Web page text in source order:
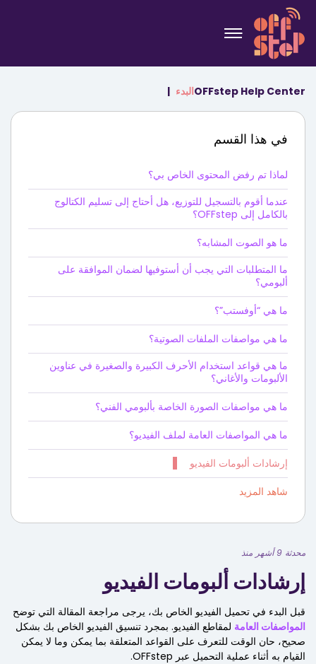
OFFstep Help Centerالبدء
في هذا القسم
لماذا تم رفض المحتوى الخاص بي؟
عندما أقوم بالتسجيل للتوزيع، هل أحتاج إلى تسليم الكتالوج
بالكامل إلى OFFstep؟
ما هو الصوت المشابه؟
ما المتطلبات التي يجب أن أستوفيها لضمان الموافقة على
ألبومي؟
ما هي “أوفستب”؟
ما هي مواصفات الملفات الصوتية؟
ما هي قواعد استخدام الأحرف الكبيرة والصغيرة في عناوين
الألبومات والأغاني؟
ما هي مواصفات الصورة الخاصة بألبومي الفني؟
ما هي المواصفات العامة لملف الفيديو؟
إرشادات ألبومات الفيديو
شاهد المزيد
محدثة 9 أشهر منذ
إرشادات ألبومات الفيديو
قبل البدء في تحميل الفيديو الخاص بك، يرجى مراجعة المقالة التي توضح
المواصفات العامة لمقاطع الفيديو. بمجرد تنسيق الفيديو الخاص بك بشكل
صحيح، حان الوقت للتعرف على القواعد المتعلقة بما يمكن وما لا يمكن
القيام به أثناء عملية التحميل عبر OFFstep.